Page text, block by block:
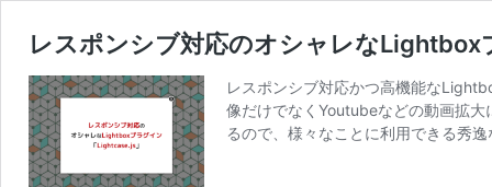
レスポンシブ対応のオシャレな
レスポンシブ対応かつ高機能な
像だけでなくYoutubeなどの動画拡
るので、様々なことに利用できる秀